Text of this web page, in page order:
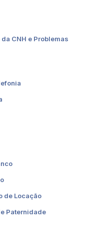
CNH e Problemas
de Locação
Paternidade